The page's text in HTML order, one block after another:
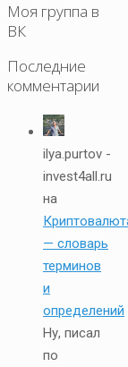
Моя группа в
ВК
Последние
комментарии
ilya.purtov -
invest4all.ru
на
— словарь
терминов
и
определений
Ну, писал
по